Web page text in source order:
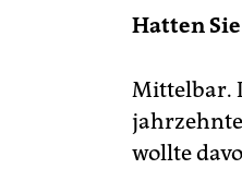
Hatten
Mittelbar.
wollte